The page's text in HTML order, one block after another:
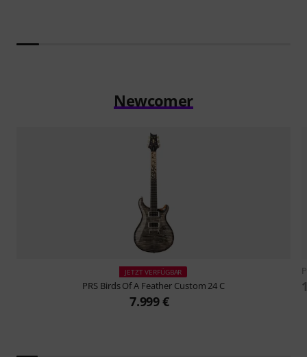
Newcomer
JETZT VERFÜGBAR
PRS Birds Of A Feather Custom 24 C
7.999 €